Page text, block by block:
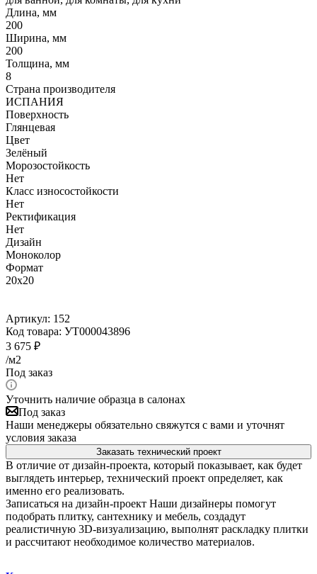
Длина, мм
200
Ширина, мм
200
Толщина, мм
8
Страна производителя
ИСПАНИЯ
Поверхность
Глянцевая
Цвет
Зелёный
Морозостойкость
Нет
Класс износостойкости
Нет
Ректификация
Нет
Дизайн
Моноколор
Формат
20x20
Артикул: 152
Код товара: УТ000043896
3 675 ₽
/м2
Под заказ
Уточнить наличие образца в салонах
Под заказ
Наши менеджеры обязательно свяжутся с вами и уточнят
условия заказа
Заказать технический проект
В отличие от дизайн-проекта, который показывает, как будет
выглядеть интерьер, технический проект определяет, как
именно его реализовать.
Записаться на дизайн-проект Наши дизайнеры помогут
подобрать плитку, сантехнику и мебель, создадут
реалистичную 3D-визуализацию, выполнят раскладку плитки
и рассчитают необходимое количество материалов.